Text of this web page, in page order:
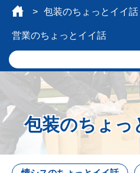
包装のちょっとイイ話
営業のちょっとイイ話
包装のちょっ